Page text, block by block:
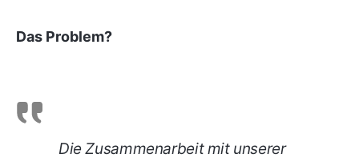
Das Problem?
Die Zusammenarbeit mit unserer